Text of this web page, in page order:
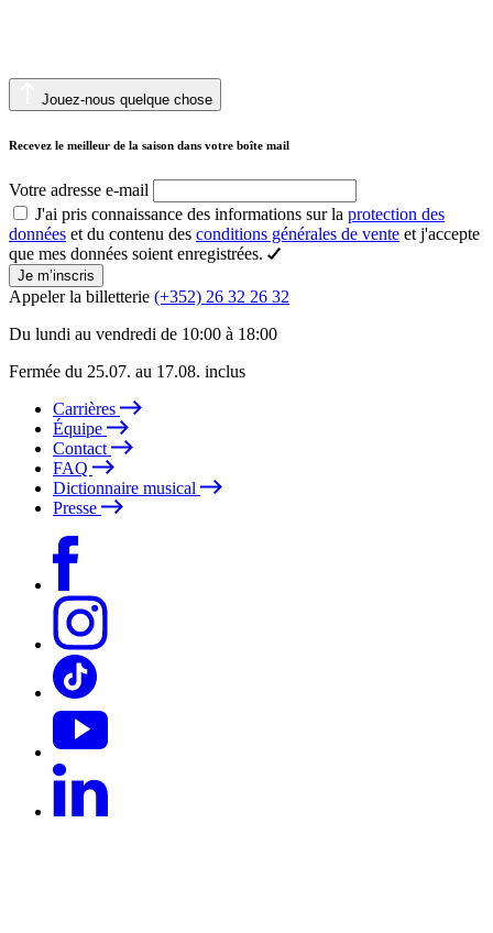
Jouez-nous quelque chose
Recevez le meilleur de la saison dans votre boîte mail
Votre adresse e-mail
J'ai pris connaissance des informations sur la protection des
données et du contenu des conditions générales de vente et j'accepte
que mes données soient enregistrées.
Je m’inscris
Appeler la billetterie (+352) 26 32 26 32
Du lundi au vendredi de 10:00 à 18:00
Fermée du 25.07. au 17.08. inclus
Carrières
Équipe
Contact
FAQ
Dictionnaire musical
Presse